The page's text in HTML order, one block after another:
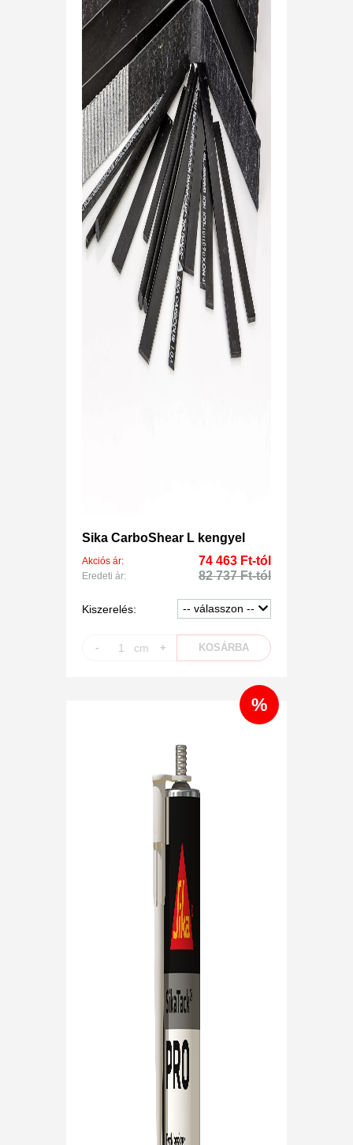
Sika CarboShear L kengyel
Akciós ár: 74 463 Ft-tól
Eredeti ár: 82 737 Ft-tól
Kiszerelés:
- cm + KOSÁRBA
%